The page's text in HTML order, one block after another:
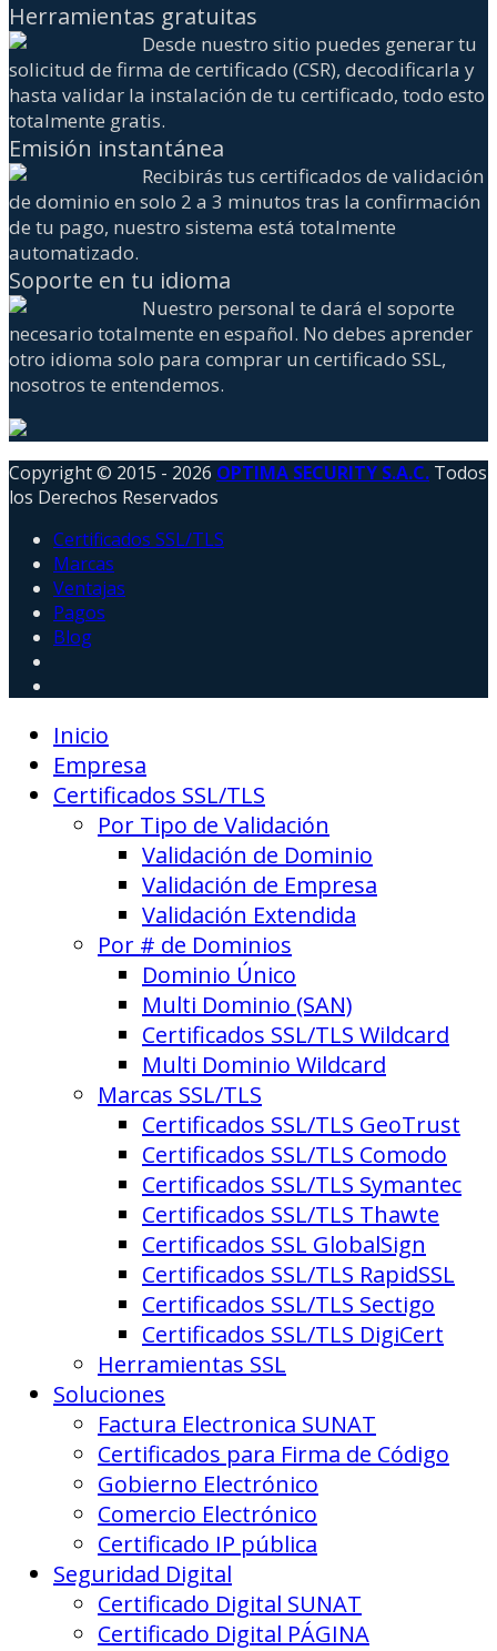
Herramientas gratuitas
Desde nuestro sitio puedes generar tu
solicitud de firma de certificado (CSR), decodificarla y
hasta validar la instalación de tu certificado, todo esto
totalmente gratis.
Emisión instantánea
Recibirás tus certificados de validación
de dominio en solo 2 a 3 minutos tras la confirmación
de tu pago, nuestro sistema está totalmente
automatizado.
Soporte en tu idioma
Nuestro personal te dará el soporte
necesario totalmente en español. No debes aprender
otro idioma solo para comprar un certificado SSL,
nosotros te entendemos.
Copyright © 2015 - 2026 OPTIMA SECURITY S.A.C. Todos
los Derechos Reservados
Certificados SSL/TLS
Marcas
Ventajas
Pagos
Blog
Inicio
Empresa
Certificados SSL/TLS
Por Tipo de Validación
Validación de Dominio
Validación de Empresa
Validación Extendida
Por # de Dominios
Dominio Único
Multi Dominio (SAN)
Certificados SSL/TLS Wildcard
Multi Dominio Wildcard
Marcas SSL/TLS
Certificados SSL/TLS GeoTrust
Certificados SSL/TLS Comodo
Certificados SSL/TLS Symantec
Certificados SSL/TLS Thawte
Certificados SSL GlobalSign
Certificados SSL/TLS RapidSSL
Certificados SSL/TLS Sectigo
Certificados SSL/TLS DigiCert
Herramientas SSL
Soluciones
Factura Electronica SUNAT
Certificados para Firma de Código
Gobierno Electrónico
Comercio Electrónico
Certificado IP pública
Seguridad Digital
Certificado Digital SUNAT
Certificado Digital PÁGINA